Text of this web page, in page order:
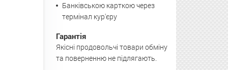
Банківською карткою через
термінал кур'єру
Гарантія
Якісні продовольчі товари обміну
та поверненню не підлягають.